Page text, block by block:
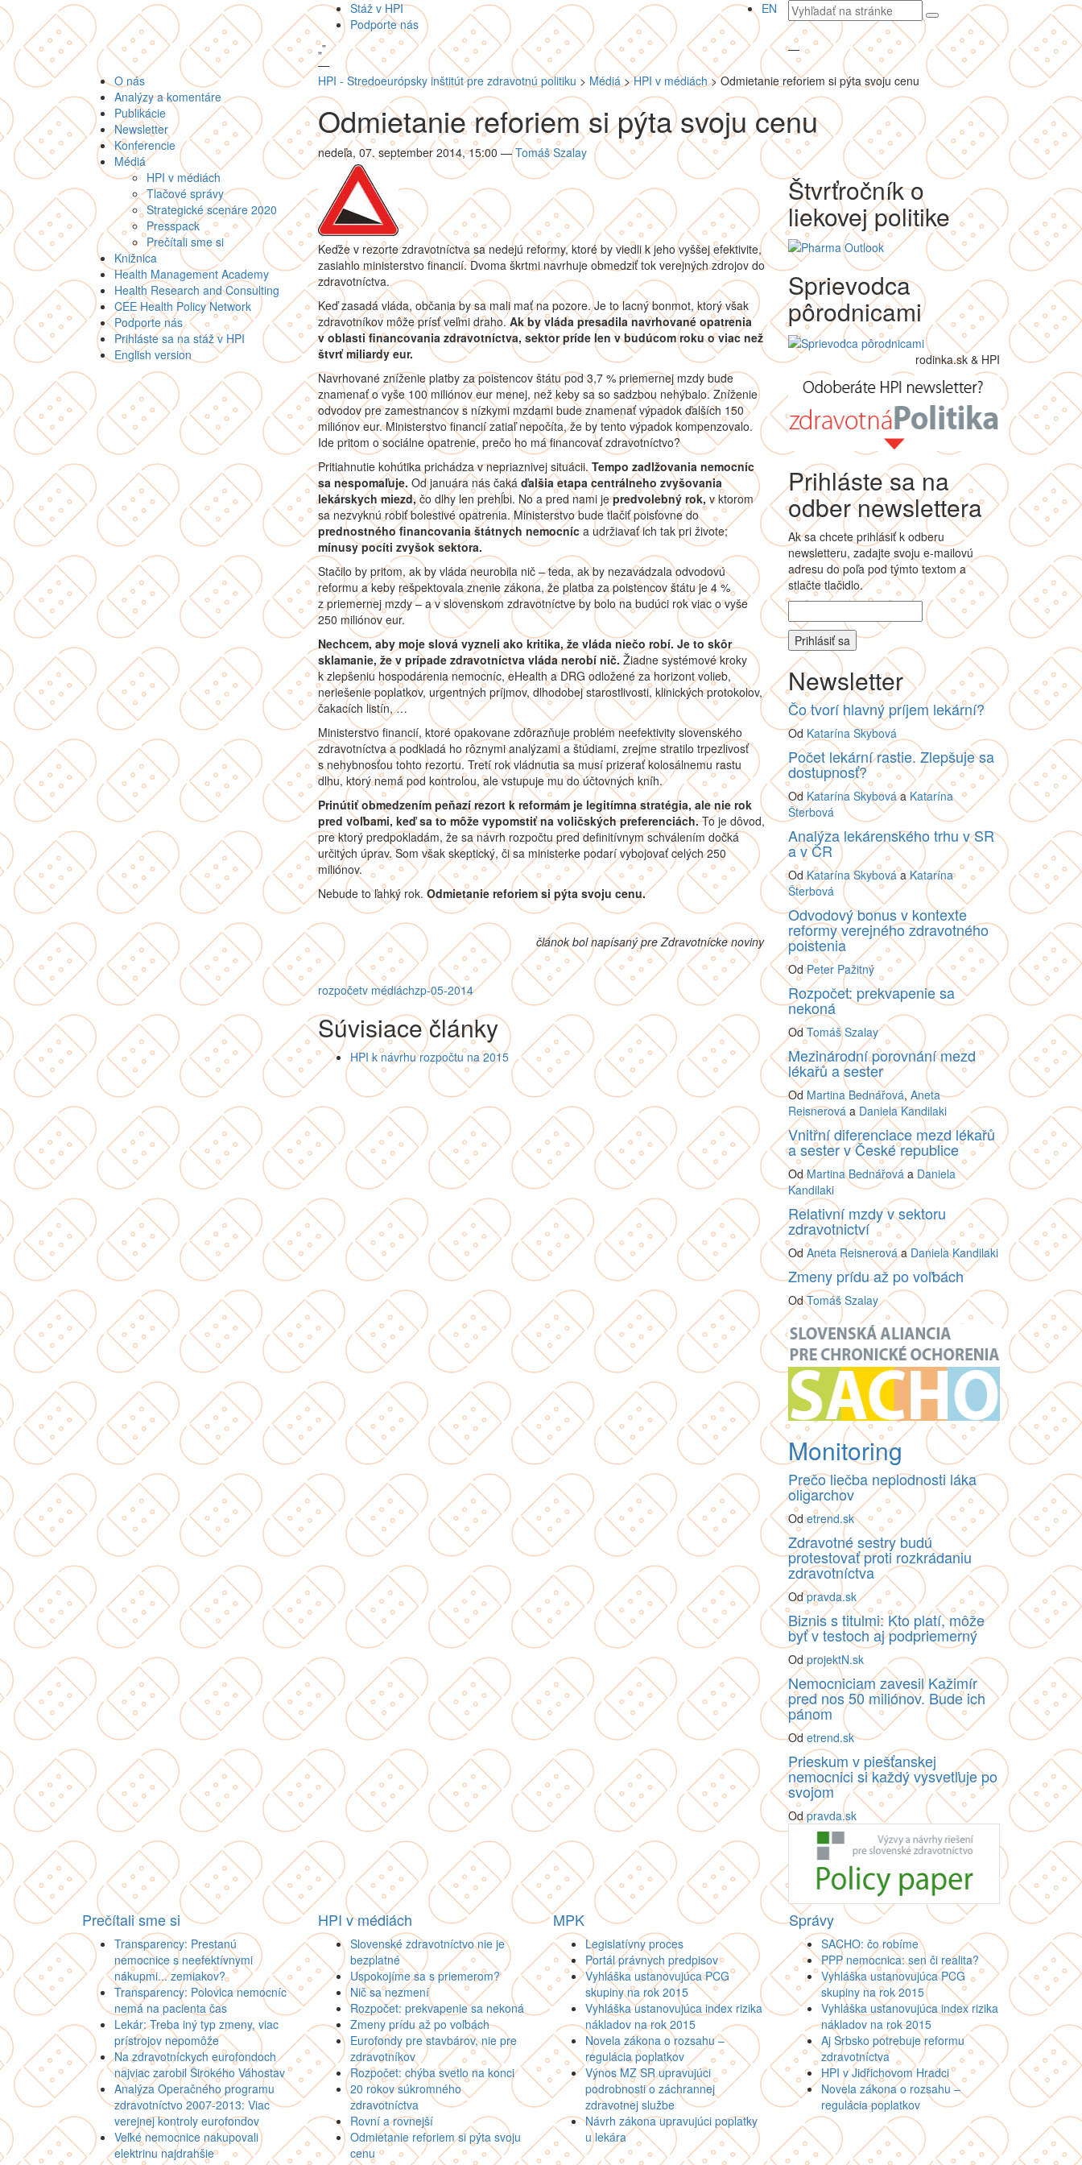
Stáž v HPI
Podporte nás
EN
Vyhľadávaný
text
„”
—
—
O nás
Analýzy a komentáre
Publikácie
Newsletter
Konferencie
Médiá
HPI v médiách
Tlačové správy
Strategické scenáre 2020
Presspack
Prečítali sme si
Knižnica
Health Management Academy
Health Research and Consulting
CEE Health Policy Network
Podporte nás
Prihláste sa na stáž v HPI
English version
HPI - Stredoeurópsky inštitút pre zdravotnú politiku > Médiá>HPI v médiách>Odmietanie reforiem si pýta svoju cenu
Odmietanie reforiem si pýta svoju cenu
nedeľa, 07. september 2014, 15:00 — Tomáš Szalay
Keďže v rezorte zdravotníctva sa nedejú reformy, ktoré by viedli k jeho vyššej efektivite,
zasiahlo ministerstvo financií. Dvoma škrtmi navrhuje obmedziť tok verejných zdrojov do
zdravotníctva.
Keď zasadá vláda, občania by sa mali mať na pozore. Je to lacný bonmot, ktorý však
zdravotníkov môže prísť veľmi draho.Ak by vláda presadila navrhované opatrenia
v oblasti financovania zdravotníctva, sektor príde len v budúcom roku o viac než
štvrť miliardy eur.
Navrhované zníženie platby za poistencov štátu pod 3,7 % priemernej mzdy bude
znamenať o vyše 100 miliónov eur menej, než keby sa so sadzbou nehýbalo. Zníženie
odvodov pre zamestnancov s nízkymi mzdami bude znamenať výpadok ďalších 150
miliónov eur. Ministerstvo financií zatiaľ nepočíta, že by tento výpadok kompenzovalo.
Ide pritom o sociálne opatrenie, prečo ho má financovať zdravotníctvo?
Pritiahnutie kohútika prichádza v nepriaznivej situácii. Tempo zadlžovania nemocníc
sa nespomaľuje. Od januára nás čaká ďalšia etapa centrálneho zvyšovania
lekárskych miezd,čo dlhy len prehĺbi. No a pred nami jepredvolebný rok, v ktorom
sa nezvyknú robiť bolestivé opatrenia. Ministerstvo bude tlačiť poisťovne do
prednostného financovania štátnych nemocníc a udržiavať ich tak pri živote;
mínusy pocíti zvyšok sektora.
Stačilo by pritom, ak by vláda neurobila nič – teda, ak by nezavádzala odvodovú
reformu a keby rešpektovala znenie zákona, že platba za poistencov štátu je 4 %
z priemernej mzdy – a v slovenskom zdravotníctve by bolo na budúci rok viac o vyše
250 miliónov eur.
Nechcem, aby moje slová vyzneli ako kritika, že vláda niečo robí. Je to skôr
sklamanie, že v prípade zdravotníctva vláda nerobí nič. Žiadne systémové kroky
k zlepšeniu hospodárenia nemocníc, eHealth a DRG odložené za horizont volieb,
neriešenie poplatkov, urgentných príjmov, dlhodobej starostlivosti, klinických protokolov,
čakacích listín, …
Ministerstvo financií, ktoré opakovane zdôrazňuje problém neefektivity slovenského
zdravotníctva a podkladá ho rôznymi analýzami a štúdiami, zrejme stratilo trpezlivosť
s nehybnosťou tohto rezortu. Tretí rok vládnutia sa musí prizerať kolosálnemu rastu
dlhu, ktorý nemá pod kontrolou, ale vstupuje mu do účtovných kníh.
Prinútiť obmedzením peňazí rezort k reformám je legitímna stratégia, ale nie rok
pred voľbami, keď sa to môže vypomstiť na voličských preferenciách.To je dôvod,
pre ktorý predpokladám, že sa návrh rozpočtu pred definitívnym schválením dočká
určitých úprav. Som však skeptický, či sa ministerke podarí vybojovať celých 250
miliónov.
Nebude to ľahký rok. Odmietanie reforiem si pýta svoju cenu.
článok bol napísaný pre Zdravotnícke noviny
rozpočetv médiáchzp-05-2014
Súvisiace články
HPI k návrhu rozpočtu na 2015
Štvrťročník o
liekovej politike
Sprievodca
pôrodnicami
rodinka.sk & HPI
Prihláste sa na
odber newslettera
Ak sa chcete prihlásiť k odberu
newsletteru, zadajte svoju e-mailovú
adresu do poľa pod týmto textom a
stlačte tlačidlo.
Newsletter
Čo tvorí hlavný príjem lekární?
Od Katarína Skybová
Počet lekární rastie. Zlepšuje sa
dostupnosť?
Od Katarína SkybováaKatarína
Šterbová
Analýza lekárenského trhu v SR
a v ČR
OdKatarína SkybováaKatarína
Šterbová
Odvodový bonus v kontexte
reformy verejného zdravotného
poistenia
OdPeter Pažitný
Rozpočet: prekvapenie sa
nekoná
OdTomáš Szalay
Mezinárodní porovnání mezd
lékařů a sester
Od Martina Bednářová,Aneta
Reisnerová a Daniela Kandilaki
Vnitřní diferenciace mezd lékařů
a sester v České republice
OdMartina Bednářová a Daniela
Kandilaki
Relativní mzdy v sektoru
zdravotnictví
OdAneta ReisnerováaDaniela Kandilaki
Zmeny prídu až po voľbách
OdTomáš Szalay
Monitoring
Prečo liečba neplodnosti láka
oligarchov
Odetrend.sk
Zdravotné sestry budú
protestovať proti rozkrádaniu
zdravotníctva
Odpravda.sk
Biznis s titulmi: Kto platí, môže
byť v testoch aj podpriemerný
OdprojektN.sk
Nemocniciam zavesil Kažimír
pred nos 50 miliónov. Bude ich
pánom
Odetrend.sk
Prieskum v piešťanskej
nemocnici si každý vysvetľuje po
svojom
Odpravda.sk
Prečítali sme si
Transparency: Prestanú
nemocnice s neefektívnymi
nákupmi... zemiakov?
Transparency: Polovica nemocníc
nemá na pacienta čas
Lekár: Treba iný typ zmeny, viac
prístrojov nepomôže
Na zdravotníckych eurofondoch
najviac zarobil Širokého Váhostav
Analýza Operačného programu
zdravotníctvo 2007-2013: Viac
verejnej kontroly eurofondov
Veľké nemocnice nakupovali
elektrinu najdrahšie
HPI v médiách
Slovenské zdravotníctvo nie je
bezplatné
Uspokojíme sa s priemerom?
Nič sa nezmení
Rozpočet: prekvapenie sa nekoná
Zmeny prídu až po voľbách
Eurofondy pre stavbárov, nie pre
zdravotníkov
Rozpočet: chýba svetlo na konci
20 rokov súkromného
zdravotníctva
Rovní a rovnejší
Odmietanie reforiem si pýta svoju
cenu
MPK
Legislatívny proces
Portál právnych predpisov
Vyhláška ustanovujúca PCG
skupiny na rok 2015
Vyhláška ustanovujúca index rizika
nákladov na rok 2015
Novela zákona o rozsahu –
regulácia poplatkov
Výnos MZ SR upravujúci
podrobnosti o záchrannej
zdravotnej službe
Návrh zákona upravujúci poplatky
u lekára
Správy
SACHO: čo robíme
PPP nemocnica: sen či realita?
Vyhláška ustanovujúca PCG
skupiny na rok 2015
Vyhláška ustanovujúca index rizika
nákladov na rok 2015
Aj Srbsko potrebuje reformu
zdravotníctva
HPI v Jidřichovom Hradci
Novela zákona o rozsahu –
regulácia poplatkov